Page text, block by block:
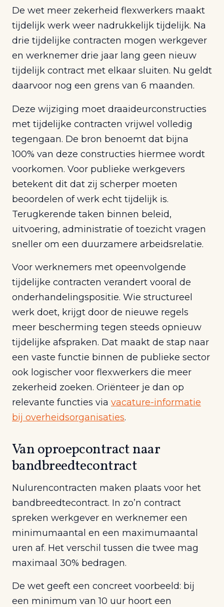
De wet meer zekerheid flexwerkers maakt
tijdelijk werk weer nadrukkelijk tijdelijk. Na
drie tijdelijke contracten mogen werkgever
en werknemer drie jaar lang geen nieuw
tijdelijk contract met elkaar sluiten. Nu geldt
daarvoor nog een grens van 6 maanden.
Deze wijziging moet draaideurconstructies
met tijdelijke contracten vrijwel volledig
tegengaan. De bron benoemt dat bijna
100% van deze constructies hiermee wordt
voorkomen. Voor publieke werkgevers
betekent dit dat zij scherper moeten
beoordelen of werk echt tijdelijk is.
Terugkerende taken binnen beleid,
uitvoering, administratie of toezicht vragen
sneller om een duurzamere arbeidsrelatie.
Voor werknemers met opeenvolgende
tijdelijke contracten verandert vooral de
onderhandelingspositie. Wie structureel
werk doet, krijgt door de nieuwe regels
meer bescherming tegen steeds opnieuw
tijdelijke afspraken. Dat maakt de stap naar
een vaste functie binnen de publieke sector
ook logischer voor flexwerkers die meer
zekerheid zoeken. Oriënteer je dan op
relevante functies via vacature-informatie
bij overheidsorganisaties.
Van oproepcontract naar
bandbreedtecontract
Nulurencontracten maken plaats voor het
bandbreedtecontract. In zo’n contract
spreken werkgever en werknemer een
minimumaantal en een maximumaantal
uren af. Het verschil tussen die twee mag
maximaal 30% bedragen.
De wet geeft een concreet voorbeeld: bij
een minimum van 10 uur hoort een